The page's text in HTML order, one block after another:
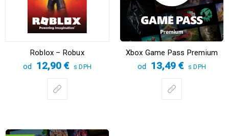
Roblox – Robux
od
12,90€ s DPH
Xbox Game Pass Premium
od
13,49€ s DPH